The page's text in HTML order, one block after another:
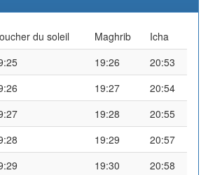
du soleil Maghrib
Icha
19:26
20:53
19:27
20:54
19:28
20:55
19:29
20:57
19:30
20:58